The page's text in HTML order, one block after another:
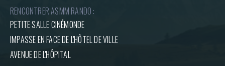
RENCONTRER ASMM RANDO :
PETITE SALLE CINÉMONDE
IMPASSE EN FACE DE L'HÔTEL DE VILLE
AVENUE DE L'HÔPITAL